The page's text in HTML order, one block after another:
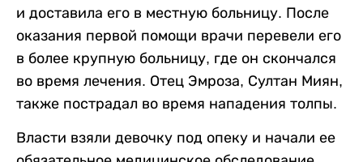
и доставила его в местную больницу. После
оказания первой помощи врачи перевели его
в более крупную больницу, где он скончался
во время лечения. Отец Эмроза, Султан Миян,
также пострадал во время нападения толпы.
Власти взяли девочку под опеку и начали ее